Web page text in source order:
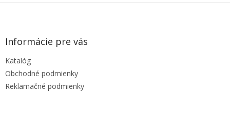
Z
Informácie pre vás
Katalóg
Obchodné podmienky
Reklamačné podmienky